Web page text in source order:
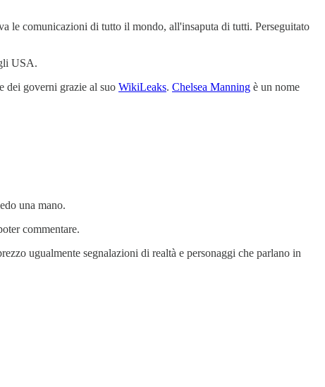
le comunicazioni di tutto il mondo, all'insaputa di tutti. Perseguitato
USA.
dei governi grazie al suo WikiLeaks. Chelsea Manning è un nome
una mano.
commentare.
ugualmente segnalazioni di realtà e personaggi che parlano in